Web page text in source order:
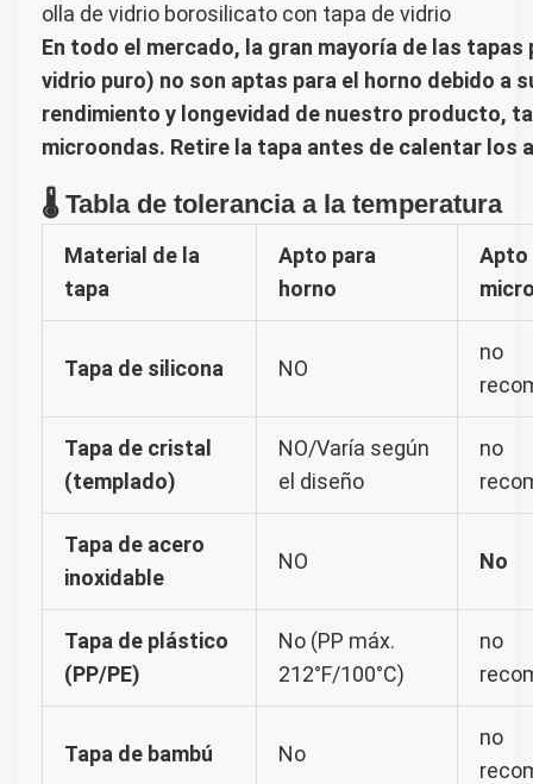
olla de vidrio borosilicato con tapa de vidrio
En todo el mercado, la gran mayoría de las
vidrio puro) no son aptas para el horno debido a
rendimiento y longevidad de nuestro producto,
microondas. Retire la tapa antes de calentar los
🌡️ Tabla de tolerancia a la temperatura
Material de la
tapa
Apto para
horno
Apto
Tapa de silicona NO
no
Tapa de cristal
(templado)
NO/Varía según
el diseño
no
Tapa de acero
inoxidable
NO No
Tapa de plástico
(PP/PE)
No (PP máx.
212°F/100°C)
no
Tapa de bambú No
no